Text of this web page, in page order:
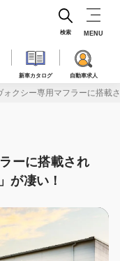
新車カタログ 自動車求人
検索 MENU
ォクシー専用マフラーに搭載
ーに搭載され
が凄い！